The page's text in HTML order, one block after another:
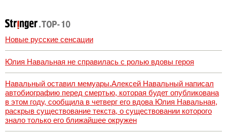
Новые русские сенсации
Юлия Навальная не справилась с ролью вдовы героя
Навальный оставил мемуары.Алексей Навальный написал
автобиографию перед смертью, которая будет опубликована
в этом году, сообщила в четверг его вдова Юлия Навальная,
раскрыв существование текста, о существовании которого
знало только его ближайшее окружен